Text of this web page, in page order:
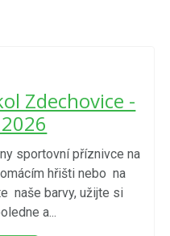
Zdechovice -
sportovní příznivce na
hřišti nebo na
naše barvy, užijte si
a...